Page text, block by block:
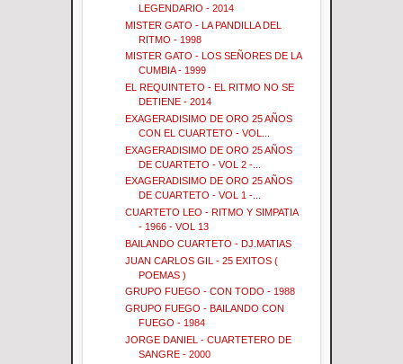
LEGENDARIO - 2014
MISTER GATO - LA PANDILLA DEL
RITMO - 1998
MISTER GATO - LOS SEÑORES DE LA
CUMBIA - 1999
EL REQUINTETO - EL RITMO NO SE
DETIENE - 2014
EXAGERADISIMO DE ORO 25 AÑOS
CON EL CUARTETO - VOL...
EXAGERADISIMO DE ORO 25 AÑOS
DE CUARTETO - VOL 2 -...
EXAGERADISIMO DE ORO 25 AÑOS
DE CUARTETO - VOL 1 -...
CUARTETO LEO - RITMO Y SIMPATIA
- 1966 - VOL 13
BAILANDO CUARTETO - DJ.MATIAS
JUAN CARLOS GIL - 25 EXITOS (
POEMAS )
GRUPO FUEGO - CON TODO - 1988
GRUPO FUEGO - BAILANDO CON
FUEGO - 1984
JORGE DANIEL - CUARTETERO DE
SANGRE - 2000